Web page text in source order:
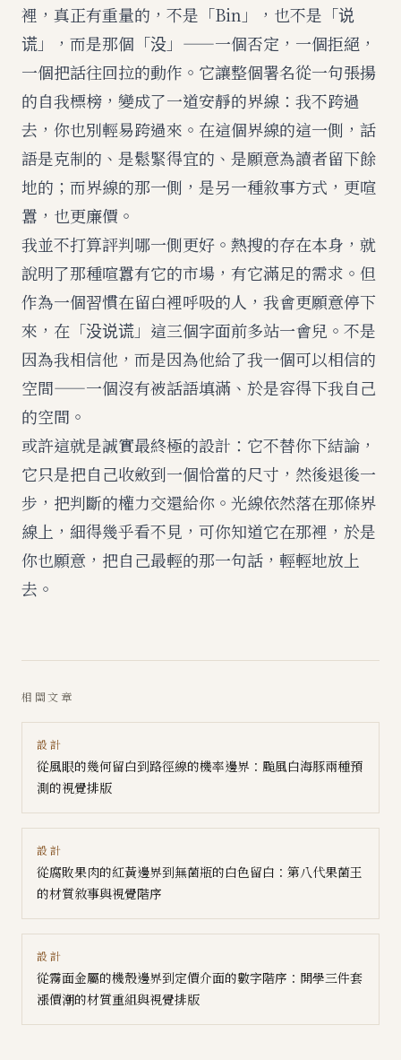
裡，真正有重量的，不是「Bin」，也不是「说
谎」，而是那個「没」——一個否定，一個拒絕，
一個把話往回拉的動作。它讓整個署名從一句張揚
的自我標榜，變成了一道安靜的界線：我不跨過
去，你也別輕易跨過來。在這個界線的這一側，話
語是克制的、是鬆緊得宜的、是願意為讀者留下餘
地的；而界線的那一側，是另一種敘事方式，更喧
囂，也更廉價。
我並不打算評判哪一側更好。熱搜的存在本身，就
說明了那種喧囂有它的市場，有它滿足的需求。但
作為一個習慣在留白裡呼吸的人，我會更願意停下
來，在「没说谎」這三個字面前多站一會兒。不是
因為我相信他，而是因為他給了我一個可以相信的
空間——一個沒有被話語填滿、於是容得下我自己
的空間。
或許這就是誠實最終極的設計：它不替你下結論，
它只是把自己收斂到一個恰當的尺寸，然後退後一
步，把判斷的權力交還給你。光線依然落在那條界
線上，細得幾乎看不見，可你知道它在那裡，於是
你也願意，把自己最輕的那一句話，輕輕地放上
去。
相關文章
設計
從風眼的幾何留白到路徑線的機率邊界：颱風白海豚兩種預
測的視覺排版
設計
從腐敗果肉的紅黃邊界到無菌瓶的白色留白：第八代果菌王
的材質敘事與視覺階序
設計
從霧面金屬的機殼邊界到定價介面的數字階序：開學三件套
漲價潮的材質重組與視覺排版